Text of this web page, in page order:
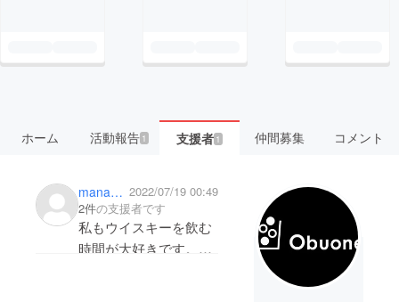
ホーム 活動報告1 支援者 1 仲間募集 コメント
manabuthefisher 2022/07/19 00:49
2件の支援者です
私もウイスキーを飲む
時間が大好きです。と